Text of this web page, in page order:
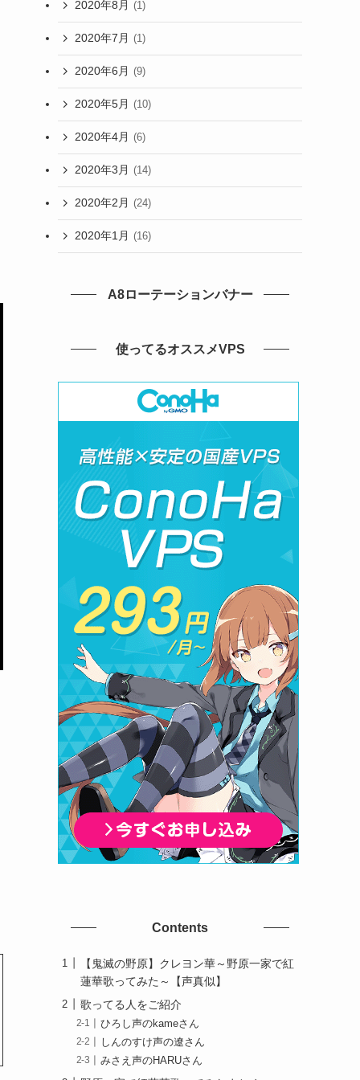
2020年8月 (1)
2020年7月 (1)
2020年6月 (9)
2020年5月 (10)
2020年4月 (6)
2020年3月 (14)
2020年2月 (24)
2020年1月 (16)
A8ローテーションバナー
使ってるオススメVPS
Contents
【鬼滅の野原】クレヨン華～野原一家で紅
蓮華歌ってみた～【声真似】
歌ってる人をご紹介
ひろし声のkameさん
しんのすけ声の遼さん
みさえ声のHARUさん